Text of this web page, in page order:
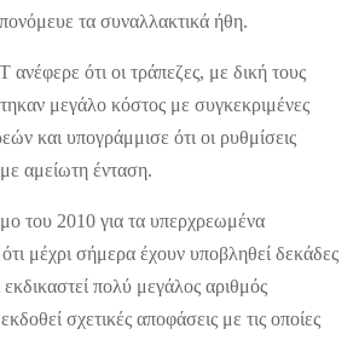
τα συναλλακτικά ήθη.
ότι οι τράπεζες, με δική τους
μεγάλο κόστος με συγκεκριμένες
και υπογράμμισε ότι οι ρυθμίσεις
αμείωτη ένταση.
του 2010 για τα υπερχρεωμένα
μέχρι σήμερα έχουν υποβληθεί δεκάδες
εκδικαστεί πολύ μεγάλος αριθμός
σχετικές αποφάσεις με τις οποίες